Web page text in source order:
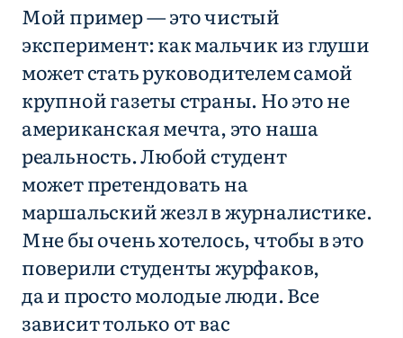
Мой пример — это чистый
эксперимент: как мальчик из глуши
может стать руководителем самой
крупной газеты страны. Но это не
американская мечта, это наша
реальность. Любой студент
может претендовать на
маршальский жезл в журналистике.
Мне бы очень хотелось, чтобы в это
поверили студенты журфаков,
да и просто молодые люди. Все
зависит только от вас